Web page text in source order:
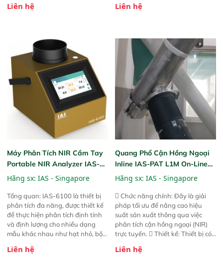
được chứng minh với sự đơn giản
trước đó. Nhưng so với các phiên
bản trước, FPA touch! nhỏ hơn và
nhẹ hơn đáng kể, đồng thời được
nâng cấp với các tính năng mới.
Liên hệ
được chứng minh với sự đơn giản
trước đó. Nhưng so với các phiên
bản trước, FPA touch! nhỏ hơn và
nhẹ hơn đáng kể, đồng thời được
nâng cấp với các tính năng mới.
Liên hệ
Máy Phân Tích NIR Cầm Tay
Portable NIR Analyzer IAS-
6100
Hãng sx: IAS - Singapore
Tổng quan: IAS-6100 là thiết bị
phân tích đa năng, được thiết kế
để thực hiện phân tích định tính
và định lượng cho nhiều dạng
mẫu khác nhau như hạt nhỏ, bột,
này cho phép bất kỳ ai cũng có
Liên hệ
Quang Phổ Cận Hồng Ngoại
Inline IAS-PAT L1M On-Line
NIR
Hãng sx: IAS - Singapore
 Chức năng chính: Đây là giải
pháp tối ưu để nâng cao hiệu
suất sản xuất thông qua việc
phân tích cận hồng ngoại (NIR)
trực tuyến.  Thiết kế: Thiết bị có
hỗ trợ tản nhiệt tăng cường và đã
Liên hệ